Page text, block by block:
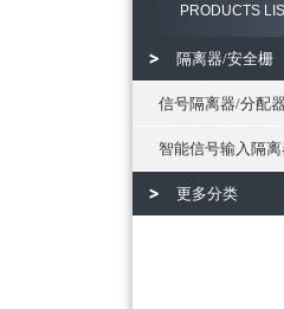
PRODUCTS
隔离器/安全栅
信号隔离器/分配
智能信号输入隔离
更多分类